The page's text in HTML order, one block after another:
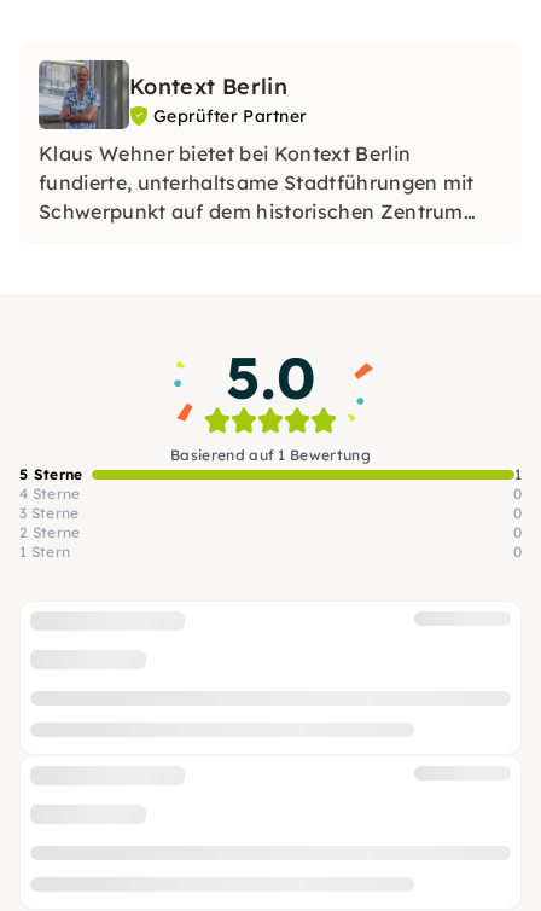
Kontext Berlin
Geprüfter Partner
Klaus Wehner bietet bei Kontext Berlin
fundierte, unterhaltsame Stadtführungen mit
Schwerpunkt auf dem historischen Zentrum
5.0
Basierend auf 1 Bewertung
5 Sterne
1
4 Sterne
0
3 Sterne
0
2 Sterne
0
1 Stern
0